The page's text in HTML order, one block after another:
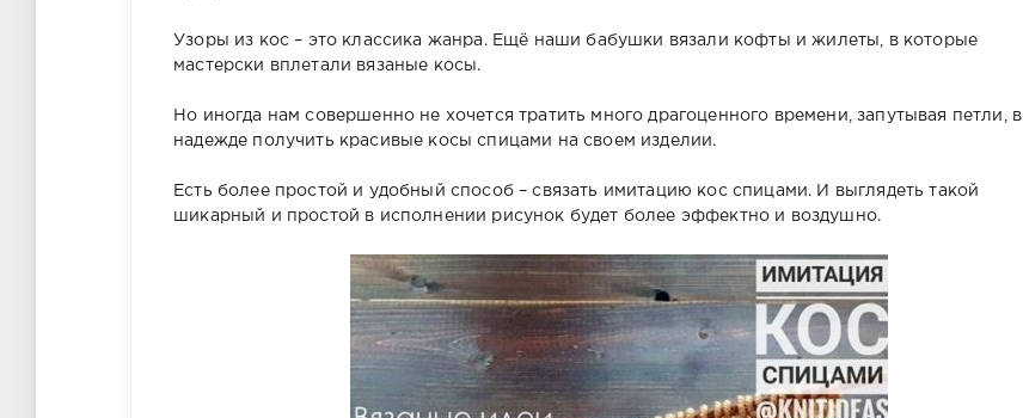
Узоры из кос – это классика жанра. Ещё наши бабушки вязали кофты и жилеты, в которые
мастерски вплетали вязаные косы.
Но иногда нам совершенно не хочется тратить много драгоценного времени, запутывая петли, в
надежде получить красивые косы спицами на своем изделии.
Есть более простой и удобный способ – связать имитацию кос спицами. И выглядеть такой
шикарный и простой в исполнении рисунок будет более эффектно и воздушно.